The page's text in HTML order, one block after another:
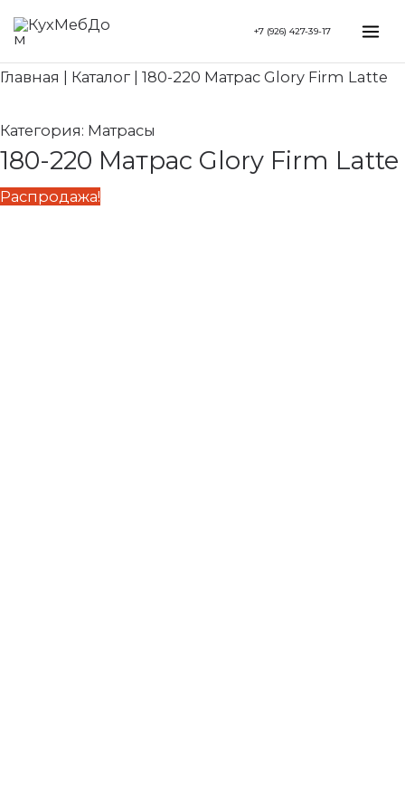
Перейти
содержимому
+7 (926) 427-39-17
Главная Каталог 180-220 Матрас Glory Firm Latte
Категория: Матрасы
180-220 Матрас Glory Firm Latte
Распродажа!
Первоначальная
составляла
880 ₽.
72
Search...